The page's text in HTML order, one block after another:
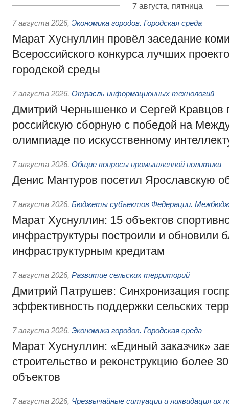
7 августа, пятница
7 августа 2026, Экономика городов. Городская среда
Марат Хуснуллин провёл заседание
Всероссийского конкурса лучших
городской среды
7 августа 2026, Отрасль информационных технологий
Дмитрий Чернышенко и Сергей Кравцов
российскую сборную с победой на
олимпиаде по искусственному
7 августа 2026, Общие вопросы промышленной политики
Денис Мантуров посетил Ярославскую
7 августа 2026, Бюджеты субъектов Федерации.
Марат Хуснуллин: 15 объектов
инфраструктуры построили и обновили
инфраструктурным кредитам
7 августа 2026, Развитие сельских территорий
Дмитрий Патрушев: Синхронизация
эффективность поддержки сельских
7 августа 2026, Экономика городов. Городская среда
Марат Хуснуллин: «Единый заказчик»
строительство и реконструкцию более
объектов
7 августа 2026, Чрезвычайные ситуации и ликвидация их